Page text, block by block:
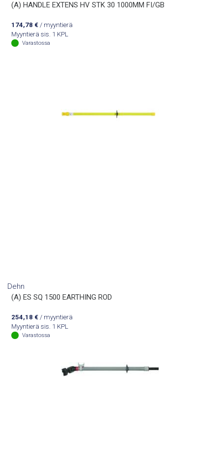
(A) HANDLE EXTENS HV STK 30 1000MM FI/GB
174,78 €/ myyntierä
Myyntierä sis. 1 KPL
Varastossa
Dehn
(A) ES SQ 1500 EARTHING ROD
254,18 €/ myyntierä
Myyntierä sis. 1 KPL
Varastossa